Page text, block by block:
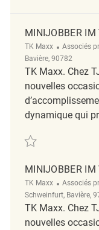
MINIJOBBER
TK Maxx Catégorie
Associés
Bavière, 90782
TK Maxx. Chez
nouvelles
dynamique qui
Sauvegarder
MINIJOBBER
TK Maxx Catégorie
Associés
Schweinfurt, Bavière,
TK Maxx. Chez
nouvelles